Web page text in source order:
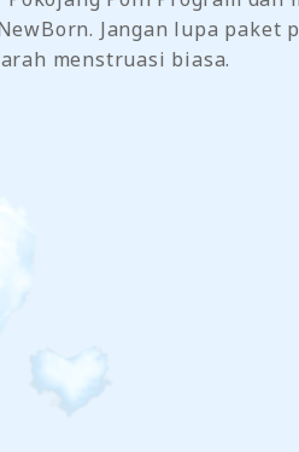
Jangan lupa paket
menstruasi biasa.